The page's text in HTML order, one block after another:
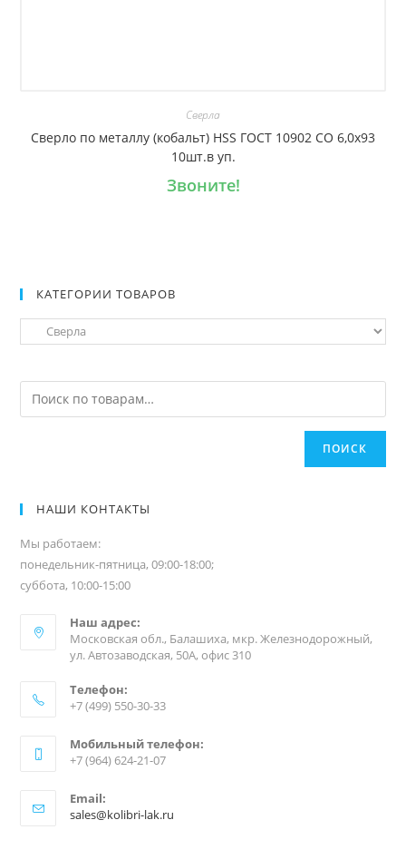
Сверла
Сверло по металлу (кобальт) HSS ГОСТ 10902 CO 6,0х93
10шт.в уп.
Звоните!
КАТЕГОРИИ ТОВАРОВ
ПОИСК
НАШИ КОНТАКТЫ
Мы работаем:
понедельник-пятница, 09:00-18:00;
суббота, 10:00-15:00
Наш адрес:
Московская обл., Балашиха, мкр. Железнодорожный,
ул. Автозаводская, 50А, офис 310
Телефон:
+7 (499) 550-30-33
Мобильный телефон:
+7 (964) 624-21-07
Email:
sales@kolibri-lak.ru